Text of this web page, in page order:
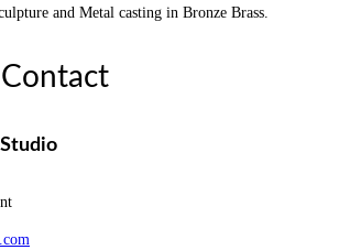
and Metal casting in Bronze Brass.